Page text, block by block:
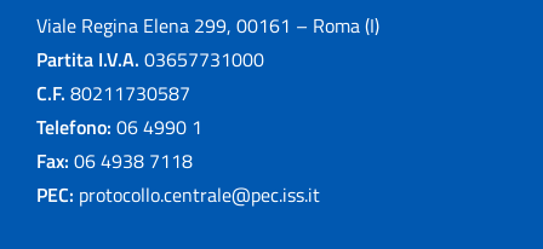
Viale Regina Elena 299, 00161 – Roma (I)
Partita I.V.A. 03657731000
C.F. 80211730587
Telefono: 06 4990 1
Fax: 06 4938 7118
PEC: protocollo.centrale@pec.iss.it